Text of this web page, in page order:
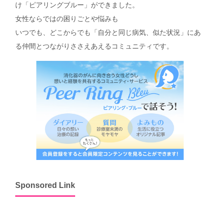
け「ピアリングブルー」ができました。
女性ならではの困りごとや悩みも
いつでも、どこからでも「自分と同じ病気、似た状況」にあ
る仲間とつながりささえあえるコミュニティです。
Sponsored Link